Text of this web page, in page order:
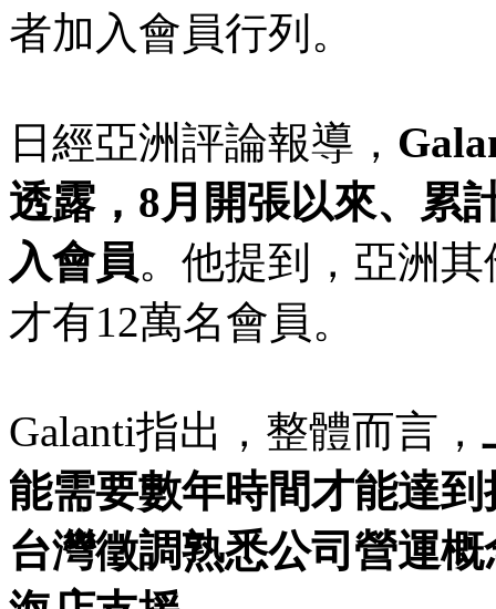
者加入會員行列。
日經亞洲評論報導，
透露，8月開張以來、累
入會員。他提到，亞洲
才有12萬名會員。
Galanti指出，整體而言，
能需要數年時間才能達
台灣徵調熟悉公司營運